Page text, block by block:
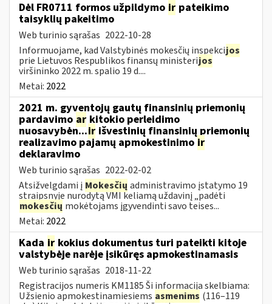
Dėl FR0711 formos užpildymo ir pateikimo
taisyklių pakeitimo
Web turinio sąrašas 2022-10-28
Informuojame, kad Valstybinės mokesčių inspekcijos
prie Lietuvos Respublikos finansų ministerijos
viršininko 2022 m. spalio 19 d....
Metai: 2022
2021 m. gyventojų gautų finansinių priemonių
pardavimo ar kitokio perleidimo
nuosavybėn...ir išvestinių finansinių priemonių
realizavimo pajamų apmokestinimo ir
deklaravimo
Web turinio sąrašas 2022-02-02
Atsižvelgdami į Mokesčių administravimo įstatymo 19
straipsnyje nurodytą VMI keliamą uždavinį „padėti
mokesčių mokėtojams įgyvendinti savo teises...
Metai: 2022
Kada ir kokius dokumentus turi pateikti kitoje
valstybėje narėje įsikūręs apmokestinamasis
Web turinio sąrašas 2018-11-22
Registracijos numeris KM1185 Ši informacija skelbiama:
Užsienio apmokestinamiesiems asmenims (116–119